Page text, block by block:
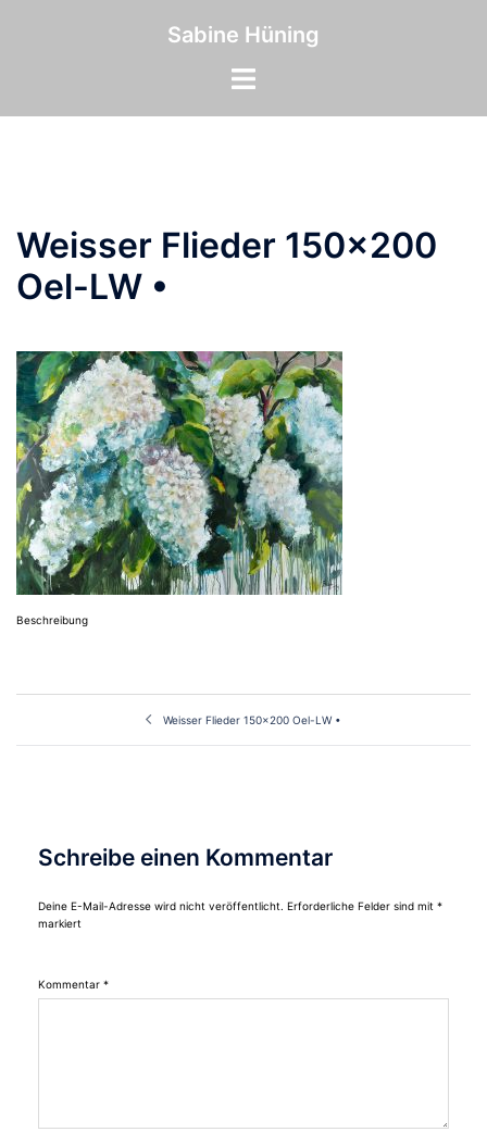
Sabine Hüning
Menü
umschalten
Weisser Flieder 150×200
Oel-LW •
Beschreibung
Beitragsnavigation
Weisser Flieder 150×200 Oel-LW •
Schreibe einen Kommentar
Deine E-Mail-Adresse wird nicht veröffentlicht. Erforderliche Felder sind mit *
markiert
Kommentar *